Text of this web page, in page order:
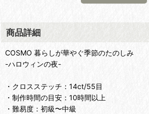
商品詳細
COSMO 暮らしが華やぐ季節のたのしみ
-ハロウィンの夜-
・クロスステッチ：14ct/55目
・制作時間の目安：10時間以上
・難易度：初級〜中級